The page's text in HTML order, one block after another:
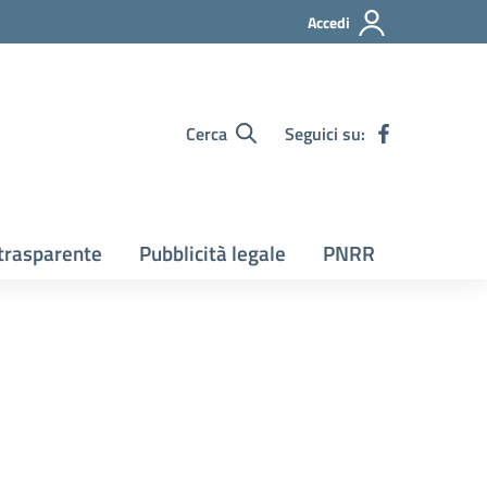
Accedi
Cerca Seguici su:
Pubblicità legale PNRR